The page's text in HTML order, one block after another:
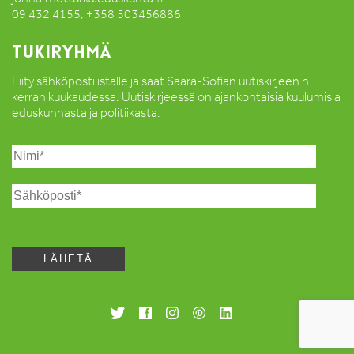
09 432 4155, +358 503456886
TUKIRYHMÄ
Liity sähköpostilistalle ja saat Saara-Sofian uutiskirjeen n.
kerran kuukaudessa. Uutiskirjeessä on ajankohtaisia kuulumisia
eduskunnasta ja politiikasta.